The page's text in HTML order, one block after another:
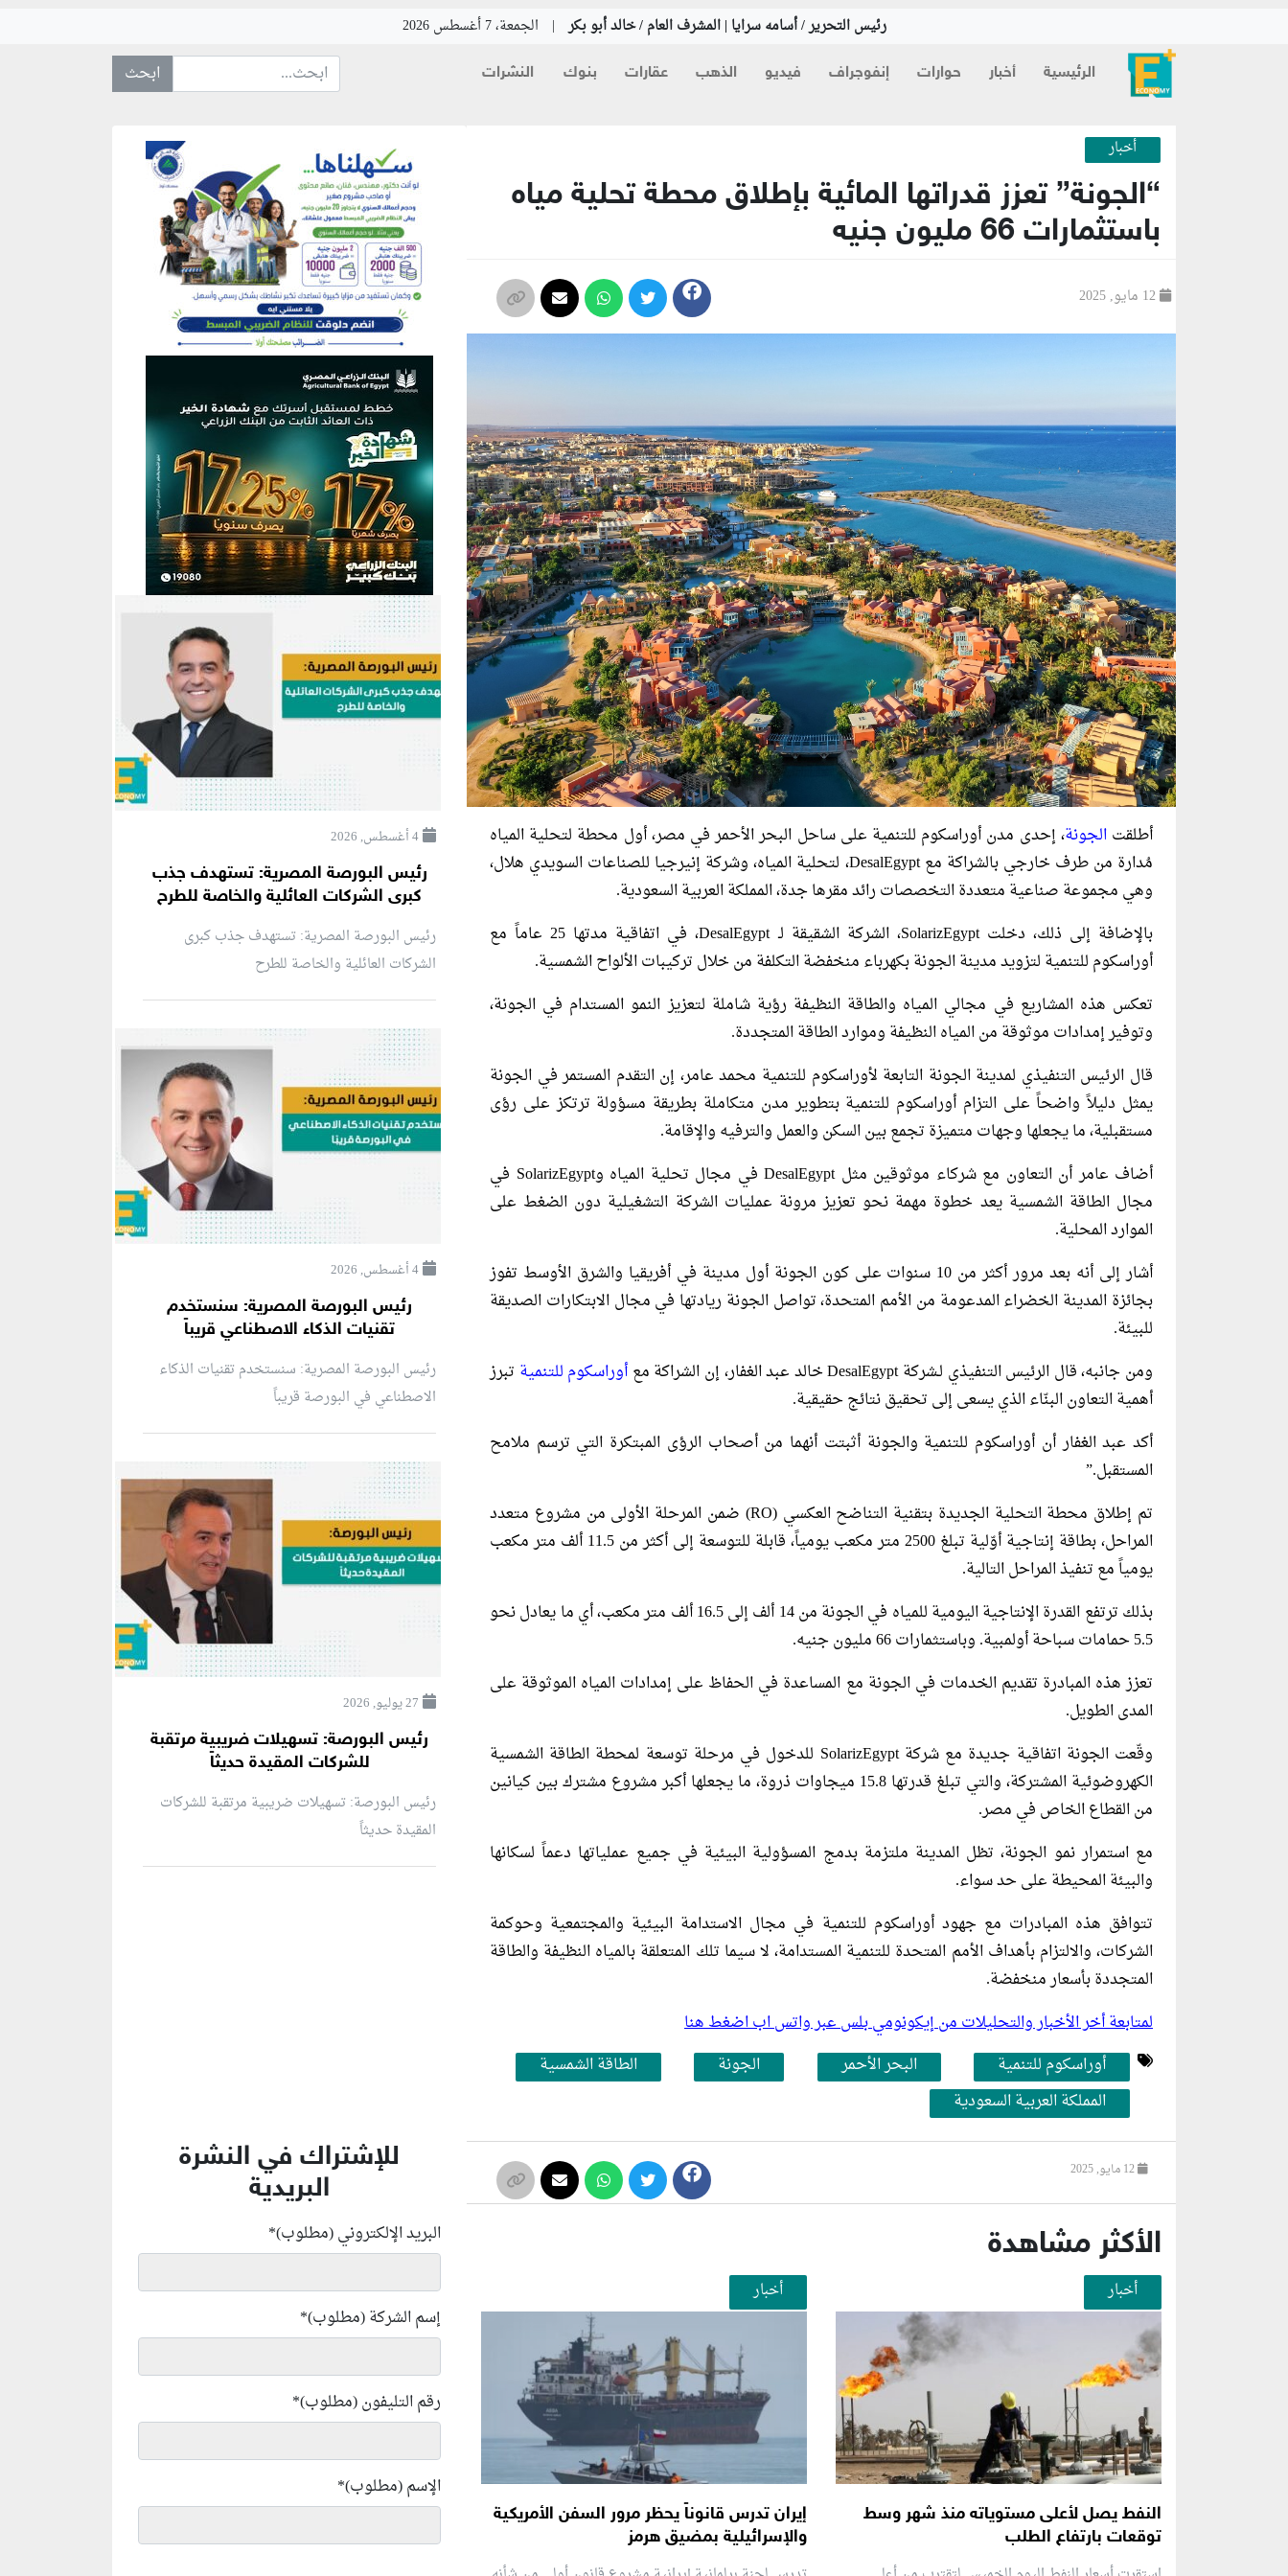
رئيس التحرير / أسامه سرايا | المشرف العام / خالد أبو بكر | الجمعة، 7 أغسطس 2026
الرئيسية أخبار حوارات إنفوجراف فيديو الذهب عقارات بنوك النشرات ابحث عن... :
أخبار
“الجونة” تعزز قدراتها المائية بإطلاق محطة تحلية مياه
باستثمارات 66 مليون جنيه
أطلقتالجونة، إحدى مدن أوراسكوم للتنمية على ساحل البحر الأحمر في مصر، أول محطة لتحلية المياه
مُدارة من طرف خارجي بالشراكة مع DesalEgypt، لتحلية المياه، وشركة إنيرجيا للصناعات السويدي هلال،
وهي مجموعة صناعية متعددة التخصصات رائد مقرها جدة، المملكة العربية السعودية.
بالإضافة إلى ذلك، دخلت SolarizEgypt، الشركة الشقيقة لـ DesalEgypt، في اتفاقية مدتها 25 عاماً مع
أوراسكوم للتنمية لتزويد مدينة الجونة بكهرباء منخفضة التكلفة من خلال تركيبات الألواح الشمسية.
تعكس هذه المشاريع في مجالي المياه والطاقة النظيفة رؤية شاملة لتعزيز النمو المستدام في الجونة،
وتوفير إمدادات موثوقة من المياه النظيفة وموارد الطاقة المتجددة.
قال الرئيس التنفيذي لمدينة الجونة التابعة لأوراسكوم للتنمية محمد عامر، إن التقدم المستمر في الجونة
يمثل دليلاً واضحاً على التزام أوراسكوم للتنمية بتطوير مدن متكاملة بطريقة مسؤولة ترتكز على رؤى
مستقبلية، ما يجعلها وجهات متميزة تجمع بين السكن والعمل والترفيه والإقامة.
أضاف عامر أن التعاون مع شركاء موثوقين مثل DesalEgypt في مجال تحلية المياه وSolarizEgypt في
مجال الطاقة الشمسية يعد خطوة مهمة نحو تعزيز مرونة عمليات الشركة التشغيلية دون الضغط على
الموارد المحلية.
أشار إلى أنه بعد مرور أكثر من 10 سنوات على كون الجونة أول مدينة في أفريقيا والشرق الأوسط تفوز
بجائزة المدينة الخضراء المدعومة من الأمم المتحدة، تواصل الجونة ريادتها في مجال الابتكارات الصديقة
للبيئة.
ومن جانبه، قال الرئيس التنفيذي لـشركة DesalEgypt خالد عبد الغفار، إن الشراكة مع
أوراسكوم للتنمية تبرز
أهمية التعاون البنّاء الذي يسعى إلى تحقيق نتائج حقيقية.
أكد عبد الغفار أن أوراسكوم للتنمية والجونة أثبتت أنهما من أصحاب الرؤى المبتكرة التي ترسم ملامح
المستقبل.”
تم إطلاق محطة التحلية الجديدة بتقنية التناضح العكسي (RO) ضمن المرحلة الأولى من مشروع متعدد
المراحل، بطاقة إنتاجية أوّلية تبلغ 2500 متر مكعب يومياً، قابلة للتوسعة إلى أكثر من 11.5 ألف متر مكعب
يومياً مع تنفيذ المراحل التالية.
بذلك ترتفع القدرة الإنتاجية اليومية للمياه في الجونة من 14 ألف إلى 16.5 ألف متر مكعب، أي ما يعادل نحو
5.5 حمامات سباحة أولمبية. وباستثمارات 66 مليون جنيه.
تعزز هذه المبادرة تقديم الخدمات في الجونة مع المساعدة في الحفاظ على إمدادات المياه الموثوقة على
المدى الطويل.
وقّعت الجونة اتفاقية جديدة مع شركة SolarizEgypt للدخول في مرحلة توسعة لمحطة الطاقة الشمسية
الكهروضوئية المشتركة، والتي تبلغ قدرتها 15.8 ميجاوات ذروة، ما يجعلها أكبر مشروع مشترك بين كيانين
من القطاع الخاص في مصر.
مع استمرار نمو الجونة، تظل المدينة ملتزمة بدمج المسؤولية البيئية في جميع عملياتها دعماً لسكانها
والبيئة المحيطة على حد سواء.
تتوافق هذه المبادرات مع جهود أوراسكوم للتنمية في مجال الاستدامة البيئية والمجتمعية وحوكمة
الشركات، والالتزام بأهداف الأمم المتحدة للتنمية المستدامة، لا سيما تلك المتعلقة بالمياه النظيفة والطاقة
المتجددة بأسعار منخفضة.
لمتابعة أخر الأخبار والتحليلات من إيكونومي بلس عبر واتس اب اضغط هنا
أوراسكوم للتنمية
البحر الأحمر الجونة
الطاقة الشمسية
المملكة العربية السعودية
الأكثر مشاهدة
أخبار
النفط يصل لأعلى مستوياته منذ شهر وسط
توقعات بارتفاع الطلب
أخبار
إيران تدرس قانوناً يحظر مرور السفن الأمريكية
والإسرائيلية بمضيق هرمز
منطقة إعلانية
منطقة إعلانية
4 أغسطس, 2026
رئيس البورصة المصرية: تستهدف جذب
كبرى الشركات العائلية والخاصة للطرح
رئيس البورصة المصرية: تستهدف جذب كبرى
الشركات العائلية والخاصة للطرح
4 أغسطس, 2026
رئيس البورصة المصرية: سنستخدم
تقنيات الذكاء الاصطناعي قريباً
رئيس البورصة المصرية: سنستخدم تقنيات الذكاء
الاصطناعي في البورصة قريباً
27 يوليو, 2026
رئيس البورصة: تسهيلات ضريبية مرتقبة
للشركات المقيدة حديثاً
رئيس البورصة: تسهيلات ضريبية مرتقبة للشركات
المقيدة حديثاً
للإشتراك في النشرة
البريدية
البريد الإلكتروني (مطلوب)*
إسم الشركة (مطلوب)*
رقم التليفون (مطلوب)*
الإسم (مطلوب)*